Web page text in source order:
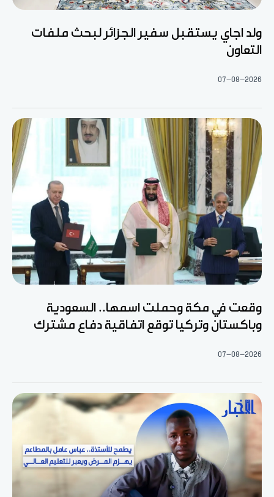
ولد اجاي يستقبل سفير الجزائر لبحث ملفات
التعاون
07-08-2026
وقعت في مكة وحملت اسمها.. السعودية
وباكستان وتركيا توقع اتفاقية دفاع مشترك
07-08-2026